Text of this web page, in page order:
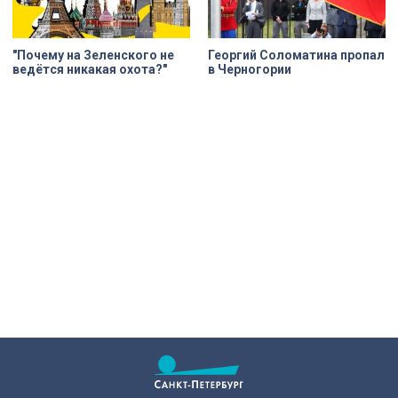
"Почему на Зеленского не
ведётся никакая охота?"
Георгий Соломатина пропал
в Черногории